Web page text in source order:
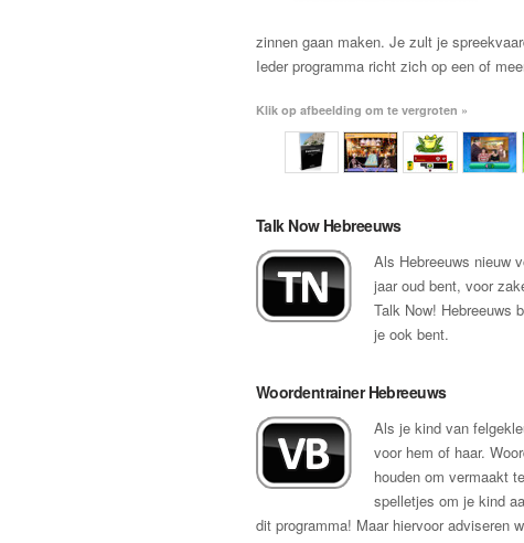
zinnen gaan maken. Je zult je
Ieder programma richt zich op een of
Klik op afbeelding om te vergroten »
Talk Now Hebreeuws
Als Hebreeuws nieuw
jaar oud bent, voor
Talk Now! Hebreeuws
je ook bent.
Woordentrainer Hebreeuws
Als je kind van
voor hem of haar.
houden om vermaakt
spelletjes om je kind
dit programma! Maar hiervoor adviseren